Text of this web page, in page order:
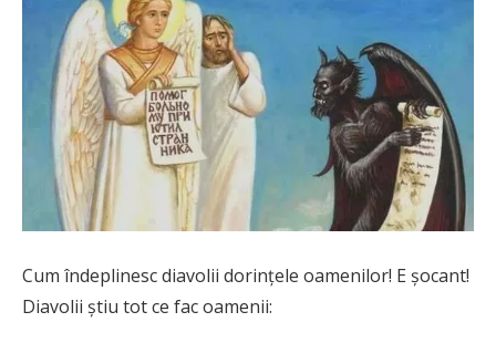
Cum îndeplinesc diavolii dorinţele oamenilor! E şocant!
Diavolii ştiu tot ce fac oamenii: